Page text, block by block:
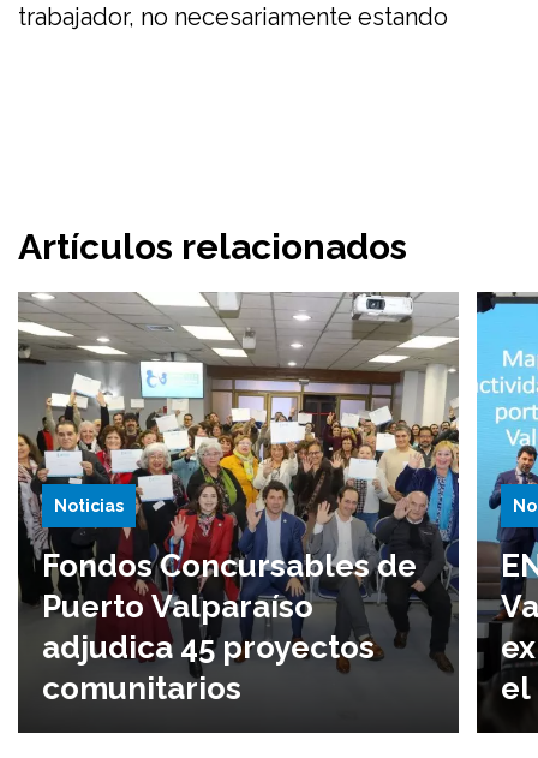
trabajador, no necesariamente estando
Artículos relacionados
Noticias
Fondos Concursables de
Puerto Valparaíso
adjudica 45 proyectos
comunitarios
el